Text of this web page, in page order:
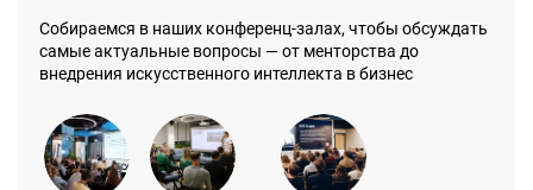
Собираемся в наших конференц-залах, чтобы обсуждать
самые актуальные вопросы — от менторства до
внедрения искусственного интеллекта в бизнес